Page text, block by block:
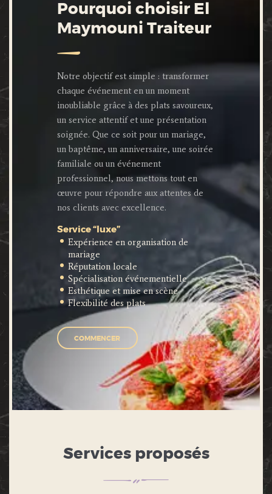
Pourquoi choisir El
Maymouni Traiteur
Notre objectif est simple : transformer
chaque événement en un moment
inoubliable grâce à des plats savoureux,
un service attentif et une présentation
soignée. Que ce soit pour un mariage,
un baptême, un anniversaire, une soirée
familiale ou un événement
professionnel, nous mettons tout en
œuvre pour répondre aux attentes de
nos clients avec excellence.
Service “luxe”
Expérience en organisation de
mariage
Réputation locale
Spécialisation événementielle
Esthétique et mise en scène
Flexibilité des plats
COMMENCER
Services proposés